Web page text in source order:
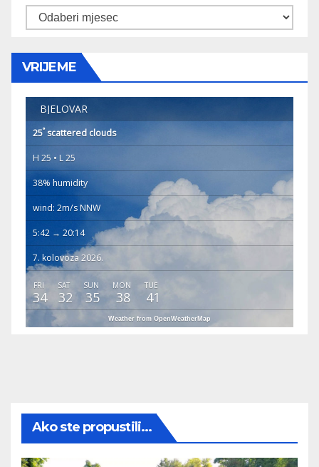
Arhiva
VRIJEME
BJELOVAR
25°scattered clouds
H 25 • L 25
38% humidity
wind: 2m/s NNW
5:42 → 20:14
7. kolovoza 2026.
FRI
34
SAT
32
SUN
35
MON
38
TUE
41
Weather from OpenWeatherMap
Ako ste propustili...